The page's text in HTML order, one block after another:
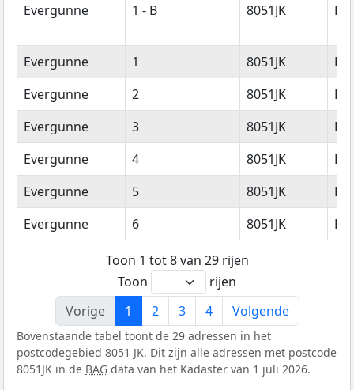
Evergunne 1 - B 8051JK
Evergunne 1 8051JK
Evergunne
2 8051JK
Evergunne
3 8051JK
Evergunne
4 8051JK
Evergunne
5 8051JK
Evergunne
6 8051JK
Toon 1 tot 8 van 29 rijen
Toon
rijen
Vorige
1 2 3 4 Volgende
Bovenstaande tabel toont de 29 adressen in het
postcodegebied 8051 JK. Dit zijn alle adressen met postcode
8051JK in de BAG data van het Kadaster van 1 juli 2026.